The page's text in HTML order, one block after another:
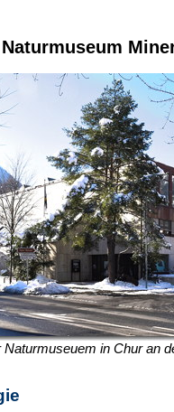
Naturmuseuem in Chur an